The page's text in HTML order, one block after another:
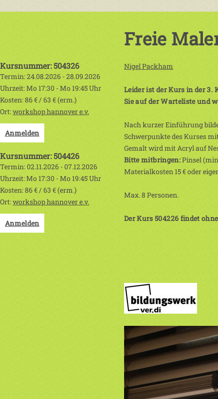
Freie
Kursnummer: 504326
Termin: 24.08.2026 - 28.09.2026
Uhrzeit: Mo 17:30 - Mo 19:45 Uhr
Kosten: 86 € / 63 € (erm.)
Ort:workshop hannover e.v.
Anmelden
Kursnummer: 504426
Termin: 02.11.2026 - 07.12.2026
Uhrzeit: Mo 17:30 - Mo 19:45 Uhr
Kosten: 86 € / 63 € (erm.)
Ort:workshop hannover e.v.
Anmelden
Nigel Packham
Leider ist der Kurs in der 3.
Sie auf der Warteliste und
Nach kurzer Einführung
Schwerpunkte des Kurses
Gemalt wird mit Acryl auf
Bitte mitbringen:Pinsel
Materialkosten 15 € oder
Max. 8 Personen.
Der Kurs 504226 findet